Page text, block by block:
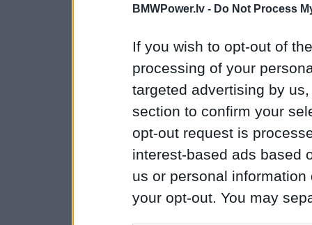
BMWPower.lv - Do Not Process
If you wish to opt-out of
processing of your
targeted advertising by
section to confirm your
opt-out request is
interest-based ads based
us or personal
your opt-out. You may